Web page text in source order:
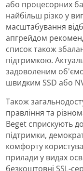
або процесорних
найбільш різко у
масштабування
апгрейдом
список також
підтримкою.
задоволеним
швидким SSD або
Також
правління та
Beget сприскують
підтримки,
комфорту
прилади у видах
безкоштовні SSL-